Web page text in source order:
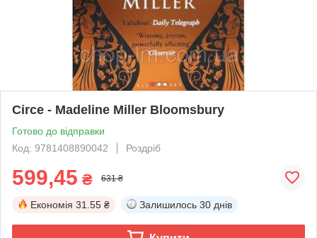
Circe - Madeline Miller Bloomsbury
Готово до відправки
Код: 9781408890042
Роздріб
599,45 ₴ 631 ₴
Економія 31.55 ₴ Залишилось 30 днів